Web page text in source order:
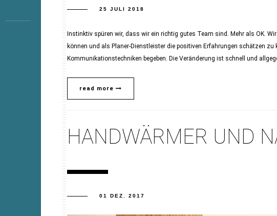
25 JULI 2018
Instinktiv spüren wir, dass wir ein richtig gutes Team sind. Mehr als OK.
können und als Planer-Dienstleister die positiven Erfahrungen schätzen zu
Kommunikationstechniken begeben. Die Veränderung ist schnell und
read more
HANDWÄRMER UND
01 DEZ. 2017